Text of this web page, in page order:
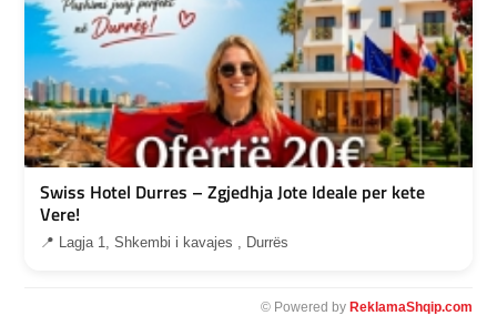
Swiss Hotel Durres – Zgjedhja Jote Ideale per kete
Vere!
📍 Lagja 1, Shkembi i kavajes , Durrës
© Powered by ReklamaShqip.com